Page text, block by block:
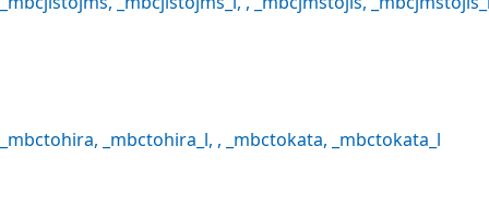
_mbctohira, _mbctohira_l, , _mbctokata, _mbctokata_l